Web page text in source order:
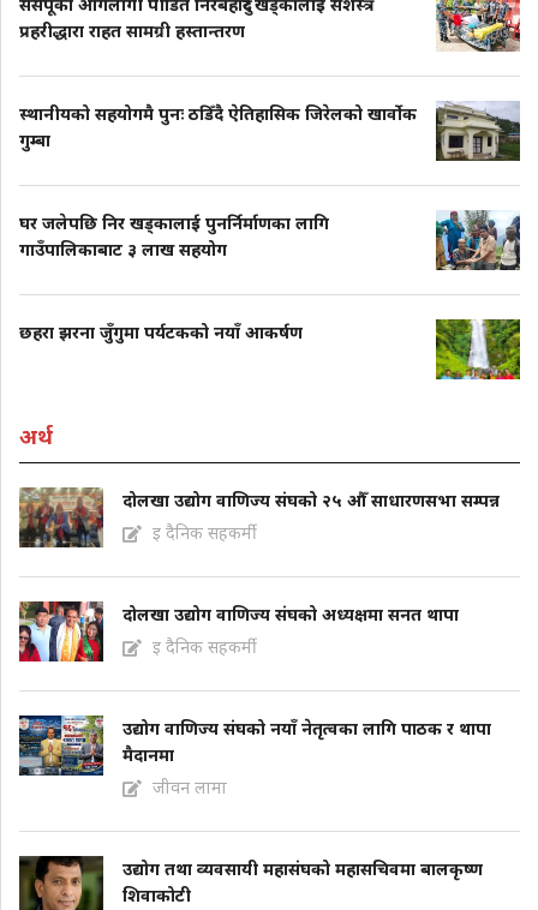
प्रहरीद्धारा राहत सामग्री हस्तान्तरण
स्थानीयको सहयोगमै पुनः ठडिँदै ऐतिहासिक जिरेलको खार्वोक
गुम्बा
घर जलेपछि निर खड्कालाई पुनर्निर्माणका लागि
गाउँपालिकाबाट ३ लाख सहयोग
छहरा झरना जुँगुमा पर्यटकको नयाँ आकर्षण
अर्थ
दोलखा उद्योग वाणिज्य संघको २५ औँ साधारणसभा सम्पन्न
इ दैनिक सहकर्मी
दोलखा उद्योग वाणिज्य संघको अध्यक्षमा सनत थापा
इ दैनिक सहकर्मी
उद्योग वाणिज्य संघको नयाँ नेतृत्वका लागि पाठक र थापा
मैदानमा
जीवन लामा
उद्योग तथा व्यवसायी महासंघको महासचिवमा बालकृष्ण
शिवाकोटी